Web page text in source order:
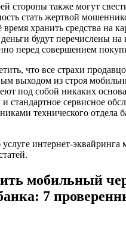
стороны также могут
стать жертвой
хранить средства на
будут перечислены на
перед совершением
что все страхи
выходом из строя
под собой никаких
стандартное сервисное
технического отдела
интернет-эквайринга
мобильный
7